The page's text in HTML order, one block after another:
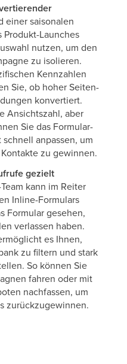
einer saisonalen
Launches
nutzen, um den
zu isolieren.
Kennzahlen
Sie, ob hoher Seiten-
konvertiert.
Ansichtszahl, aber
Sie das Formular-
anpassen, um
zu gewinnen.
gezielt
kann im Reiter
Inline-Formulars
Formular gesehen,
verlassen haben.
es Ihnen,
zu filtern und stark
So können Sie
fahren oder mit
nachfassen, um
zurückzugewinnen.